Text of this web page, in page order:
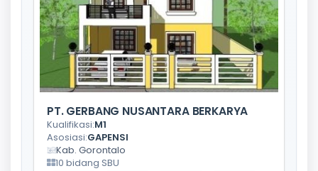
PT. GERBANG NUSANTARA BERKARYA
Kualifikasi:M1
Asosiasi:GAPENSI
Kab. Gorontalo
10 bidang SBU